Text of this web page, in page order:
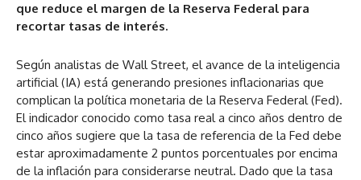
que reduce el margen de la Reserva Federal para
recortar tasas de interés.
Según analistas de Wall Street, el avance de la inteligencia
artificial (IA) está generando presiones inflacionarias que
complican la política monetaria de la Reserva Federal (Fed).
El indicador conocido como tasa real a cinco años dentro de
cinco años sugiere que la tasa de referencia de la Fed debe
estar aproximadamente 2 puntos porcentuales por encima
de la inflación para considerarse neutral. Dado que la tasa